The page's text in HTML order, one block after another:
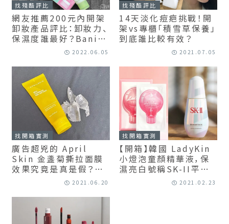
找殘酷評比
網友推薦200元內開架
卸妝產品評比：卸妝力、
保濕度誰最好？Banila
Co. / Biore / Za2022.06.05
找殘酷評比
14天淡化痘疤挑戰！開
架vs專櫃「積雪草保養」
到底誰比較有效？
2021.07.05
找開箱實測
廣告超兇的 April
Skin 金盞菊撕拉面膜
效果究竟是真是假？使
用方法與真實心得分享
2021.06.20
找開箱實測
【開箱】韓國 LadyKin
小燈泡童顏精華液，保
濕亮白號稱SK-II平替
版，真的假的？！(含實擦
2021.02.23